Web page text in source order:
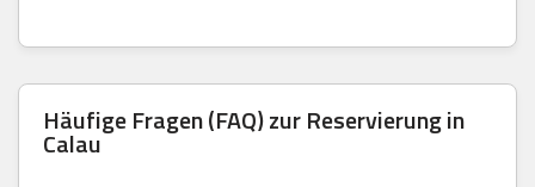
Häufige Fragen (FAQ) zur Reservierung in
Calau